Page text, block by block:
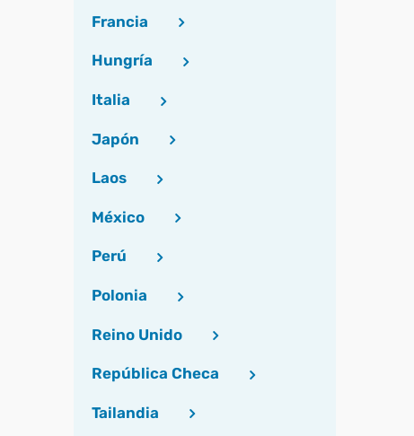
Francia
Hungría
Italia
Japón
Laos
México
Perú
Polonia
Reino Unido
República Checa
Tailandia